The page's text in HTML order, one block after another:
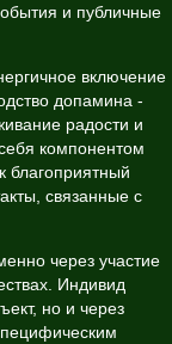
и публичные
включение
допамина -
радости и
компонентом
благоприятный
связанные с
через участие
Индивид
но и через